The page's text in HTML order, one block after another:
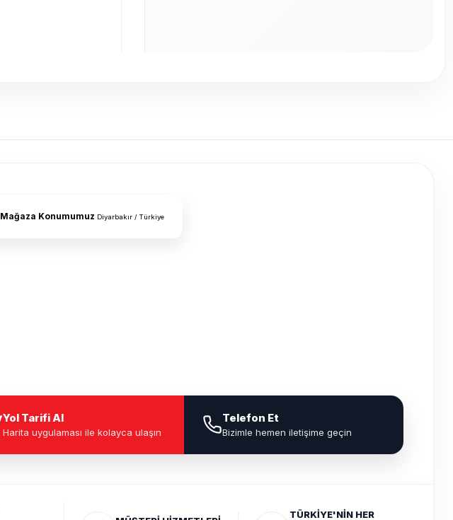
Mağaza Konumumuz Diyarbakır / Türkiye
Yol Tarifi Al
Harita uygulaması ile kolayca ulaşın
Telefon Et
Bizimle hemen iletişime geçin
TÜRKİYE'NİN HER